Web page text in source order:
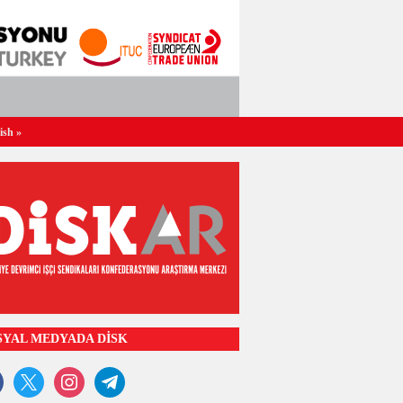
»
MEDYADA DİSK
x instagramtelegram